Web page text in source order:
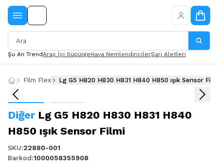
Şu An TrendAraç İçi SüpürgeHava NemlendiricilerŞarj Aletleri
Film Flex Lg G5 H820 H830 H831 H840 H850 ışık Sensor
Diğer Lg G5 H820 H830 H831 H840
H850 ışık Sensor Filmi
SKU:22880-001
Barkod:1000058355908